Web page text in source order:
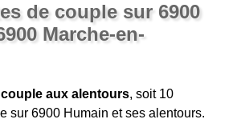
de couple sur 6900
Marche-en-
aux alentours, soit 10
sur 6900 Humain et ses alentours.